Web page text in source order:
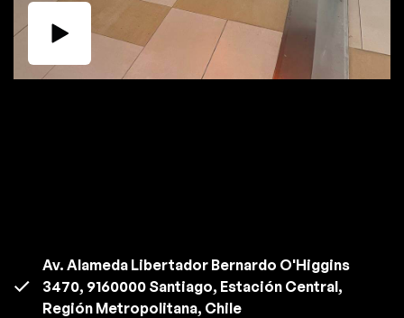
Av. Alameda Libertador Bernardo O'Higgins
3470, 9160000 Santiago, Estación Central,
Región Metropolitana, Chile